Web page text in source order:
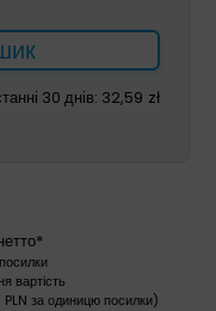
жовта
з
30 днів: 32,59 zł
вартість
PLN за одиницю посилки)